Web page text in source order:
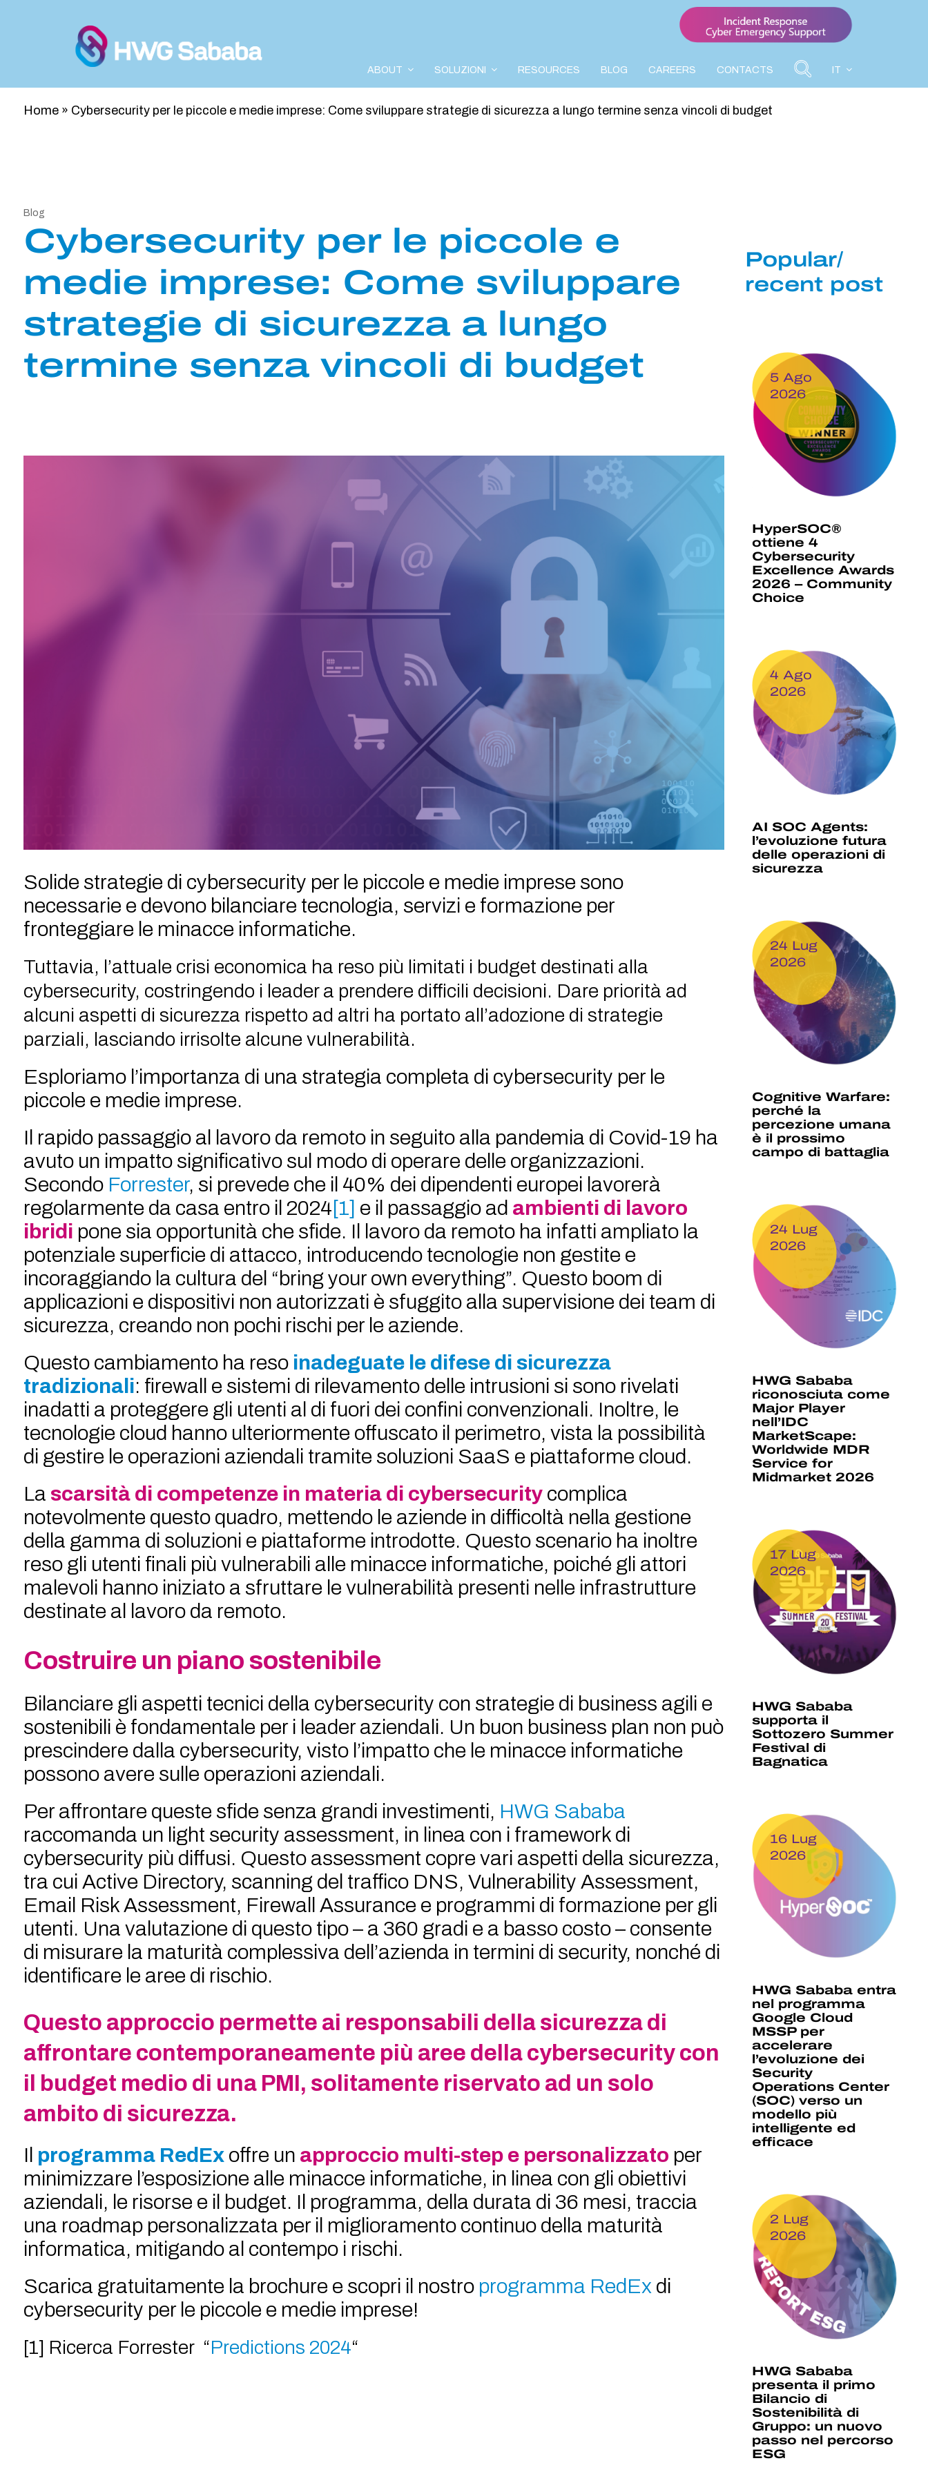
ABOUT SOLUZIONI RESOURCES BLOG CAREERS CONTACTS IT
Home» Cybersecurity per le piccole e medie imprese: Come sviluppare strategie di sicurezza a lungo termine senza vincoli di budget
Blog
Cybersecurity per le piccole e
medie imprese: Come sviluppare
strategie di sicurezza a lungo
termine senza vincoli di budget
Solide strategie di cybersecurity per le piccole e medie imprese sono
necessarie e devono bilanciare tecnologia, servizi e formazione per
fronteggiare le minacce informatiche.
Tuttavia, l’attuale crisi economica ha reso più limitati i budget destinati alla
cybersecurity, costringendo i leader a prendere difficili decisioni. Dare priorità ad
alcuni aspetti di sicurezza rispetto ad altri ha portato all’adozione di strategie
parziali, lasciando irrisolte alcune vulnerabilità.
Esploriamo l’importanza di una strategia completa di cybersecurity per le
piccole e medie imprese.
Il rapido passaggio al lavoro da remoto in seguito alla pandemia di Covid-19 ha
avuto un impatto significativo sul modo di operare delle organizzazioni.
Secondo Forrester, si prevede che il 40% dei dipendenti europei lavorerà
regolarmente da casa entro il 2024[1] e il passaggio ad ambienti di lavoro
ibridi pone sia opportunità che sfide. Il lavoro da remoto ha infatti ampliato la
potenziale superficie di attacco, introducendo tecnologie non gestite e
incoraggiando la cultura del “bring your own everything”. Questo boom di
applicazioni e dispositivi non autorizzati è sfuggito alla supervisione dei team di
sicurezza, creando non pochi rischi per le aziende.
Questo cambiamento ha reso inadeguate le difese di sicurezza
tradizionali: firewall e sistemi di rilevamento delle intrusioni si sono rivelati
inadatti a proteggere gli utenti al di fuori dei confini convenzionali. Inoltre, le
tecnologie cloud hanno ulteriormente offuscato il perimetro, vista la possibilità
di gestire le operazioni aziendali tramite soluzioni SaaS e piattaforme cloud.
La scarsità di competenze in materia di cybersecurity complica
notevolmente questo quadro, mettendo le aziende in difficoltà nella gestione
della gamma di soluzioni e piattaforme introdotte. Questo scenario ha inoltre
reso gli utenti finali più vulnerabili alle minacce informatiche, poiché gli attori
malevoli hanno iniziato a sfruttare le vulnerabilità presenti nelle infrastrutture
destinate al lavoro da remoto.
Costruire un piano sostenibile
Bilanciare gli aspetti tecnici della cybersecurity con strategie di business agili e
sostenibili è fondamentale per i leader aziendali. Un buon business plan non può
prescindere dalla cybersecurity, visto l’impatto che le minacce informatiche
possono avere sulle operazioni aziendali.
Per affrontare queste sfide senza grandi investimenti, HWG Sababa
raccomanda un light security assessment, in linea con i framework di
cybersecurity più diffusi. Questo assessment copre vari aspetti della sicurezza,
tra cui Active Directory, scanning del traffico DNS, Vulnerability Assessment,
Email Risk Assessment, Firewall Assurance e programmi di formazione per gli
utenti. Una valutazione di questo tipo – a 360 gradi e a basso costo – consente
di misurare la maturità complessiva dell’azienda in termini di security, nonché di
identificare le aree di rischio.
Questo approccio permette ai responsabili della sicurezza di
affrontare contemporaneamente più aree della cybersecurity con
il budget medio di una PMI, solitamente riservato ad un solo
ambito di sicurezza.
Il programma RedExoffre un approccio multi-step e personalizzato per
minimizzare l’esposizione alle minacce informatiche, in linea con gli obiettivi
aziendali, le risorse e il budget. Il programma, della durata di 36 mesi, traccia
una roadmap personalizzata per il miglioramento continuo della maturità
informatica, mitigando al contempo i rischi.
Scarica gratuitamente la brochure e scopri il nostro programma RedEx di
cybersecurity per le piccole e medie imprese!
[1] Ricerca Forrester “Predictions 2024“
Popular/
recent post
5 Ago
2026
HyperSOC®
ottiene 4
Cybersecurity
Excellence Awards
2026 – Community
Choice
4 Ago
2026
AI SOC Agents:
l’evoluzione futura
delle operazioni di
sicurezza
24 Lug
2026
Cognitive Warfare:
perché la
percezione umana
è il prossimo
campo di battaglia
24 Lug
2026
HWG Sababa
riconosciuta come
Major Player
nell’IDC
MarketScape:
Worldwide MDR
Service for
Midmarket 2026
17 Lug
2026
HWG Sababa
supporta il
Sottozero Summer
Festival di
Bagnatica
16 Lug
2026
HWG Sababa entra
nel programma
Google Cloud
MSSP per
accelerare
l’evoluzione dei
Security
Operations Center
(SOC) verso un
modello più
intelligente ed
efficace
2 Lug
2026
HWG Sababa
presenta il primo
Bilancio di
Sostenibilità di
Gruppo: un nuovo
passo nel percorso
ESG